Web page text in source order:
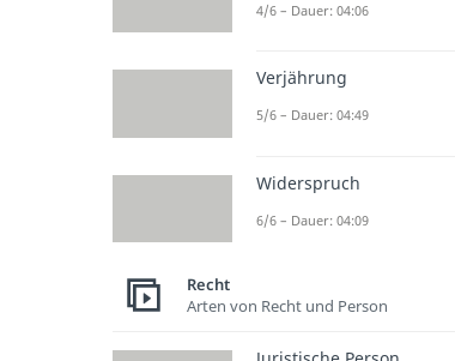
4/6 – Dauer: 04:06
Verjährung
5/6 – Dauer: 04:49
Widerspruch
6/6 – Dauer: 04:09
Recht
Arten von Recht und Person